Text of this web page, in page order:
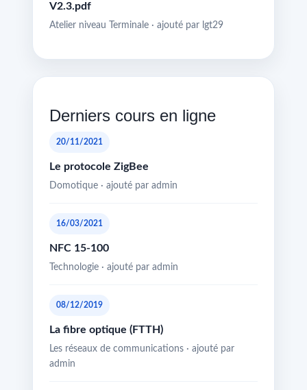
V2.3.pdf
Atelier niveau Terminale · ajouté par lgt29
Derniers cours en ligne
20/11/2021
Le protocole ZigBee
Domotique · ajouté par admin
16/03/2021
NFC 15-100
Technologie · ajouté par admin
08/12/2019
La fibre optique (FTTH)
Les réseaux de communications · ajouté par
admin